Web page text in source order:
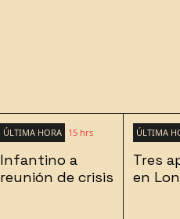
ÚLTIMA HORA 15 hrs
Infantino a
reunión de crisis
ÚLTIMA
Tres
en